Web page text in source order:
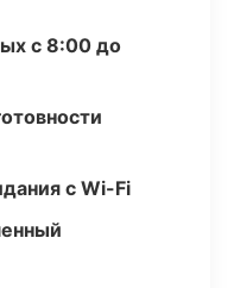
с 8:00 до
с Wi-Fi